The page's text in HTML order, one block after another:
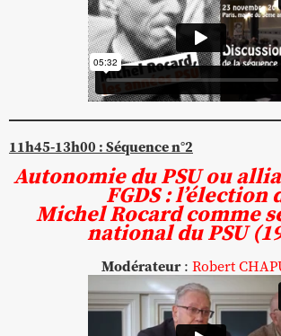
11h45-13h00 : Séquence n°2
Autonomie du PSU ou
FGDS : l’élection
Michel Rocard comme
national du PSU
Modérateur: Robert